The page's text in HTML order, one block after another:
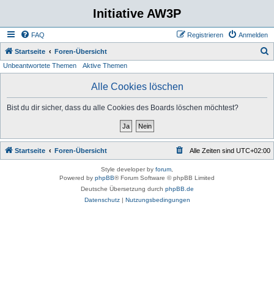
Initiative AW3P
FAQ Anmelden
Registrieren
Startseite Foren-Übersicht
Unbeantwortete Themen Aktive Themen
Alle Cookies löschen
Bist du dir sicher, dass du alle Cookies des Boards löschen möchtest?
Startseite Foren-Übersicht Alle Zeiten sind UTC+02:00
Style developer by forum
Powered by phpBB® Forum Software © phpBB Limited
Deutsche Übersetzung durch phpBB.de
Datenschutz| Nutzungsbedingungen